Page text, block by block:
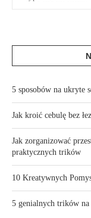
5 sposobów na ukryte
Jak kroić cebulę bez
Jak zorganizować
praktycznych trików
10 Kreatywnych
5 genialnych trików na